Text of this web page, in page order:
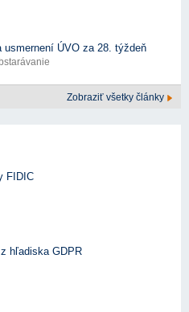
ÚVO za 28. týždeň
Zobraziť všetky články
FIDIC
hľadiska GDPR